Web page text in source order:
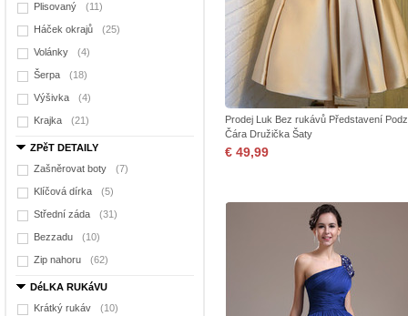
Plisovaný (11)
Háček okrajů (25)
Volánky (4)
Šerpa (18)
Výšivka (4)
Krajka (21)
ZPěT DETAILY
Zašněrovat boty
(7)
Klíčová dírka (5)
Střední záda (31)
Bezzadu (10)
Zip nahoru (62)
DéLKA RUKáVU
Krátký rukáv
(10)
Prodej Luk Bez rukávů Představení
Čára Družička Šaty
€ 49,99